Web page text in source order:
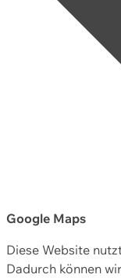
Google Maps
Diese Website
Dadurch können